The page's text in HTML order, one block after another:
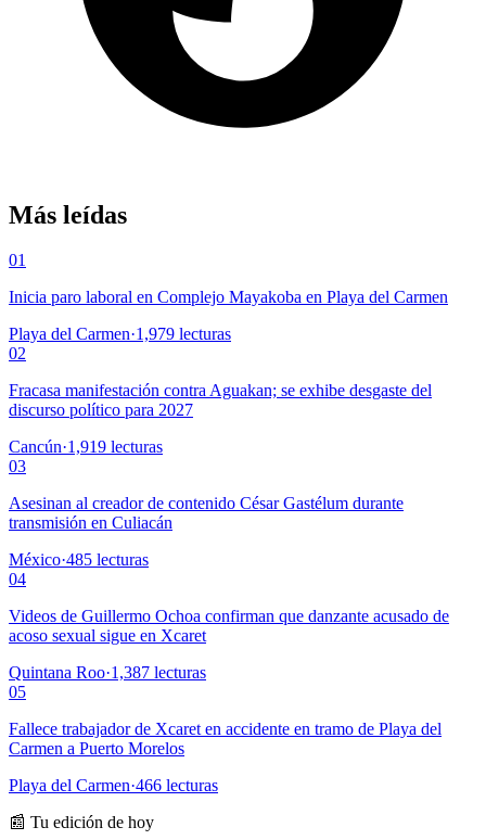
Más leídas
01
Inicia paro laboral en Complejo Mayakoba en Playa del Carmen
Playa del Carmen·1,979 lecturas
02
Fracasa manifestación contra Aguakan; se exhibe desgaste del
discurso político para 2027
Cancún·1,919 lecturas
03
Asesinan al creador de contenido César Gastélum durante
transmisión en Culiacán
México·485 lecturas
04
Videos de Guillermo Ochoa confirman que danzante acusado de
acoso sexual sigue en Xcaret
Quintana Roo·1,387 lecturas
05
Fallece trabajador de Xcaret en accidente en tramo de Playa del
Carmen a Puerto Morelos
Playa del Carmen·466 lecturas
📰 Tu edición de hoy